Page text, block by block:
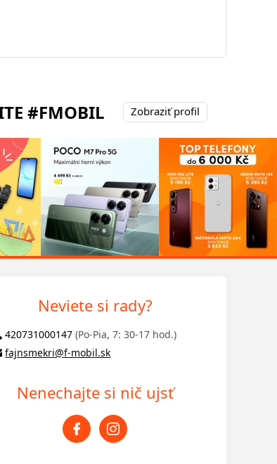
#FMOBIL Zobraziť profil
Neviete si rady?
420731000147 (Po-Pia, 7: 30-17 hod.)
fajnsmekri@f-mobil.sk
Nenechajte si nič ujsť